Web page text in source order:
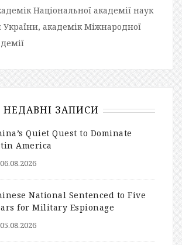
Національної академії наук
України, академік Міжнародної
НЕДАВНІ ЗАПИСИ
Quiet Quest to Dominate
America
06.08.2026
National Sentenced to Five
for Military Espionage
05.08.2026